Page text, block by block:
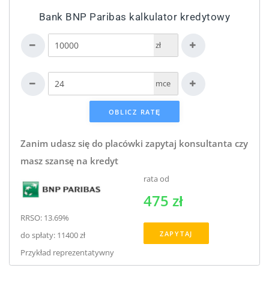
Bank BNP Paribas kalkulator kredytowy
zł
mce
Zanim udasz się do placówki zapytaj konsultanta czy
masz szansę na kredyt
RRSO: 13.69%
do spłaty: 11400 zł
Przykład reprezentatywny
rata od
475 zł
ZAPYTAJ